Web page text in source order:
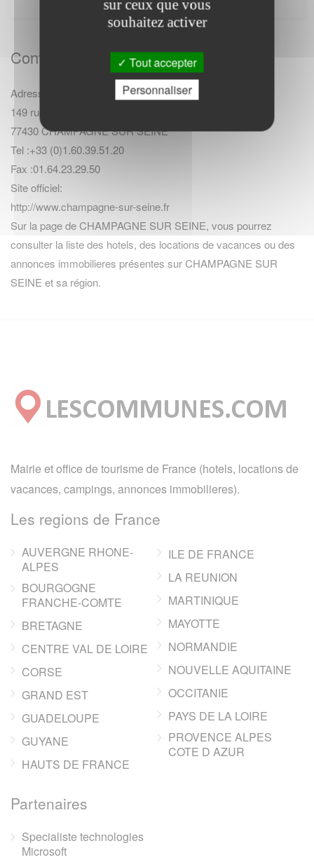
Contact Mairie
Adresse :
149 rue Grande
77430 CHAMPAGNE SUR SEINE
Tel :+33 (0)1.60.39.51.20
Fax :01.64.23.29.50
Site officiel:
http://www.champagne-sur-seine.fr
Sur la page de CHAMPAGNE SUR SEINE, vous pourrez
consulter la liste des hotels, des locations de vacances ou des
annonces immobilieres présentes sur CHAMPAGNE SUR
SEINE et sa région.
Mairie et office de tourisme de France (hotels, locations de
vacances, campings, annonces immobilieres).
Les regions de France
AUVERGNE RHONE-
ALPES
BOURGOGNE
FRANCHE-COMTE
BRETAGNE
CENTRE VAL DE LOIRE
CORSE
GRAND EST
GUADELOUPE
GUYANE
HAUTS DE FRANCE
ILE DE FRANCE
LA REUNION
MARTINIQUE
MAYOTTE
NORMANDIE
NOUVELLE AQUITAINE
OCCITANIE
PAYS DE LA LOIRE
PROVENCE ALPES
COTE D AZUR
Partenaires
Specialiste technologies
Microsoft
sur ceux que vous
souhaitez activer
Tout accepter
Personnaliser